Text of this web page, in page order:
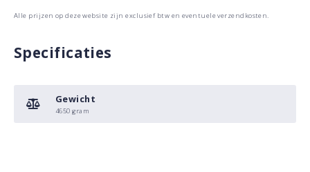
Alle prijzen op deze website zijn exclusief btw en eventuele verzendkosten.
Specificaties
Gewicht
4650 gram